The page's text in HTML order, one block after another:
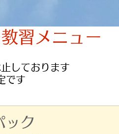
習メニュー
しております
です
ック